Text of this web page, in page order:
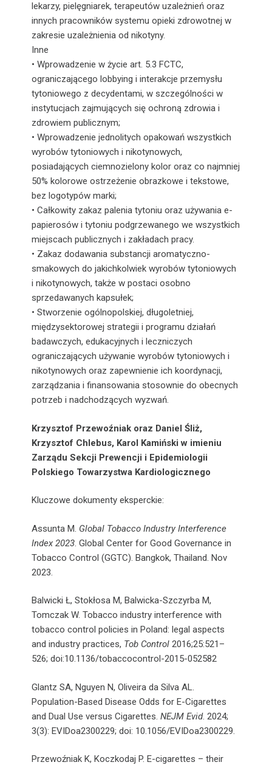
lekarzy, pielęgniarek, terapeutów uzależnień oraz
innych pracowników systemu opieki zdrowotnej w
zakresie uzależnienia od nikotyny.
Inne
• Wprowadzenie w życie art. 5.3 FCTC,
ograniczającego lobbying i interakcje przemysłu
tytoniowego z decydentami, w szczególności w
instytucjach zajmujących się ochroną zdrowia i
zdrowiem publicznym;
• Wprowadzenie jednolitych opakowań wszystkich
wyrobów tytoniowych i nikotynowych,
posiadających ciemnozielony kolor oraz co najmniej
50% kolorowe ostrzeżenie obrazkowe i tekstowe,
bez logotypów marki;
• Całkowity zakaz palenia tytoniu oraz używania e-
papierosów i tytoniu podgrzewanego we wszystkich
miejscach publicznych i zakładach pracy.
• Zakaz dodawania substancji aromatyczno-
smakowych do jakichkolwiek wyrobów tytoniowych
i nikotynowych, także w postaci osobno
sprzedawanych kapsułek;
• Stworzenie ogólnopolskiej, długoletniej,
międzysektorowej strategii i programu działań
badawczych, edukacyjnych i leczniczych
ograniczających używanie wyrobów tytoniowych i
nikotynowych oraz zapewnienie ich koordynacji,
zarządzania i finansowania stosownie do obecnych
potrzeb i nadchodzących wyzwań.
Krzysztof Przewoźniak oraz Daniel Śliż,
Krzysztof Chlebus, Karol Kamiński w imieniu
Zarządu Sekcji Prewencji i Epidemiologii
Polskiego Towarzystwa Kardiologicznego
Kluczowe dokumenty eksperckie:
Assunta M. Global Tobacco Industry Interference
Index 2023 . Global Center for Good Governance in
Tobacco Control (GGTC). Bangkok, Thailand. Nov
2023.
Balwicki Ł, Stokłosa M, Balwicka-Szczyrba M,
Tomczak W. Tobacco industry interference with
tobacco control policies in Poland: legal aspects
and industry practices, Tob Control 2016;25:521–
526; doi:10.1136/tobaccocontrol-2015-052582
Glantz SA, Nguyen N, Oliveira da Silva AL.
Population-Based Disease Odds for E-Cigarettes
and Dual Use versus Cigarettes.NEJM Evid. 2024;
3(3): EVIDoa2300229; doi: 10.1056/EVIDoa2300229.
Przewoźniak K, Koczkodaj P. E-cigarettes – their